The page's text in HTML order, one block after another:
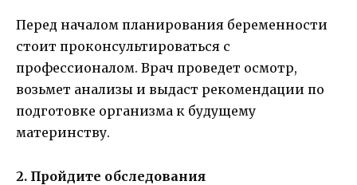
Перед началом планирования беременности
стоит проконсультироваться с
профессионалом. Врач проведет осмотр,
возьмет анализы и выдаст рекомендации по
подготовке организма к будущему
материнству.
2. Пройдите обследования